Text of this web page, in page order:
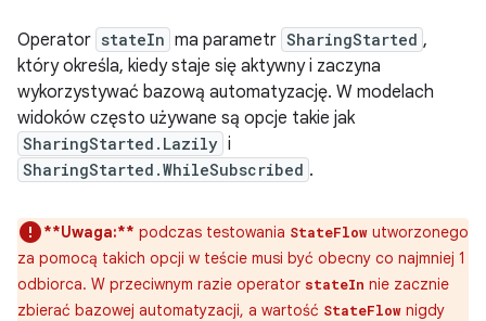
Operator stateIn ma parametr SharingStarted ,
który określa, kiedy staje się aktywny i zaczyna
wykorzystywać bazową automatyzację. W modelach
widoków często używane są opcje takie jak
SharingStarted.Lazily i
SharingStarted.WhileSubscribed .
**Uwaga:** podczas testowania StateFlow utworzonego
za pomocą takich opcji w teście musi być obecny co najmniej 1
odbiorca. W przeciwnym razie operator stateIn nie zacznie
zbierać bazowej automatyzacji, a wartość StateFlow nigdy